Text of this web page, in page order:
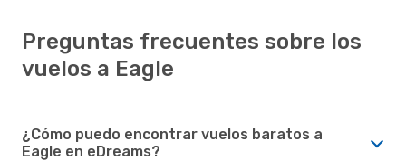
Preguntas frecuentes sobre los
vuelos a Eagle
¿Cómo puedo encontrar vuelos baratos a
Eagle en eDreams?